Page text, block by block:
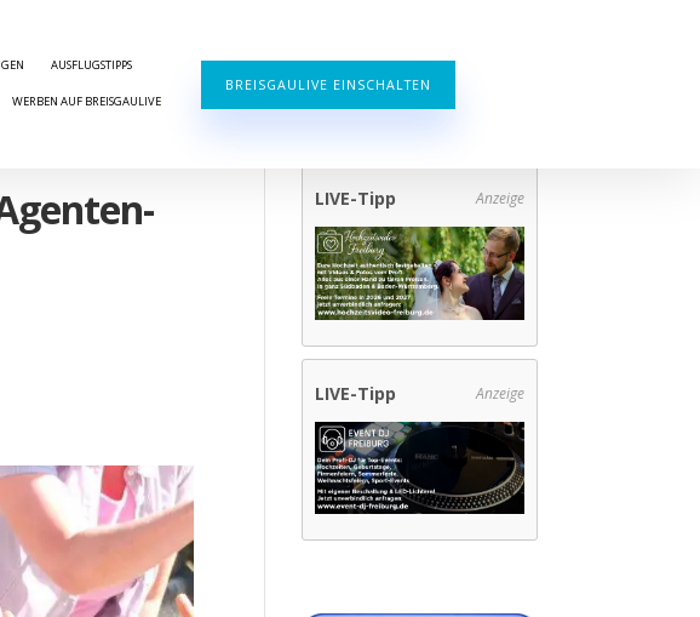
AUSFLUGSTIPPS
WERBEN AUF BREISGAULIVE
BREISGAULIVE EINSCHALTEN
LIVE-Tipp Anzeige
LIVE-Tipp Anzeige